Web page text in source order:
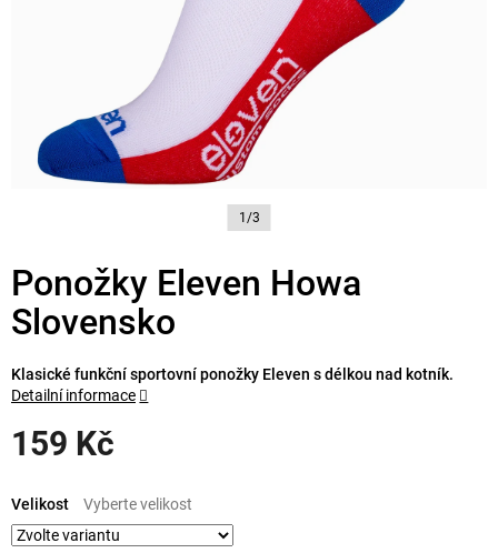
1/3
Ponožky Eleven Howa
Slovensko
159 Kč
cena:
Velikost
Klasické funkční sportovní ponožky Eleven s délkou nad kotník.
Detailní informace